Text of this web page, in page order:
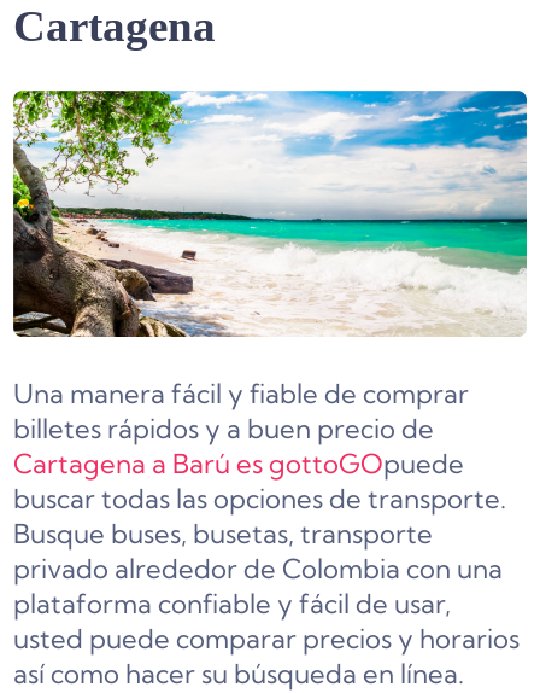
Cartagena
Una manera fácil y fiable de comprar
billetes rápidos y a buen precio de
Cartagena a Barú es gottoGOpuede
buscar todas las opciones de transporte.
Busque buses, busetas, transporte
privado alrededor de Colombia con una
plataforma confiable y fácil de usar,
usted puede comparar precios y horarios
así como hacer su búsqueda en línea.